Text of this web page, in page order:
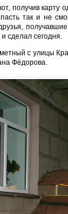
получив карту
так и не
сделал сегодня.
с улицы
Фёдорова.